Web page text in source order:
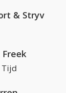
& Stryv
Freek
Tijd